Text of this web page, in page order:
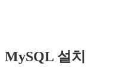
MySQL 설치